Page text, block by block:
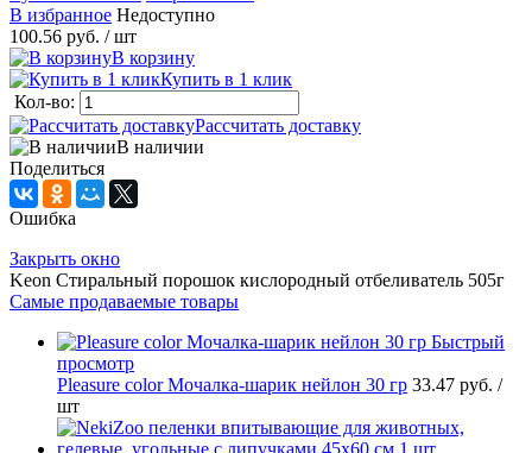
В избранное Недоступно
100.56 руб. / шт
В корзину
Купить в 1 клик
Кол-во:
Рассчитать доставку
В наличии
Поделиться
Ошибка
Закрыть окно
Keon Стиральный порошок кислородный отбеливатель 505г
Самые продаваемые товары
Быстрый
просмотр
Pleasure сolor Мочалка-шарик нейлон 30 гр 33.47 руб. /
шт